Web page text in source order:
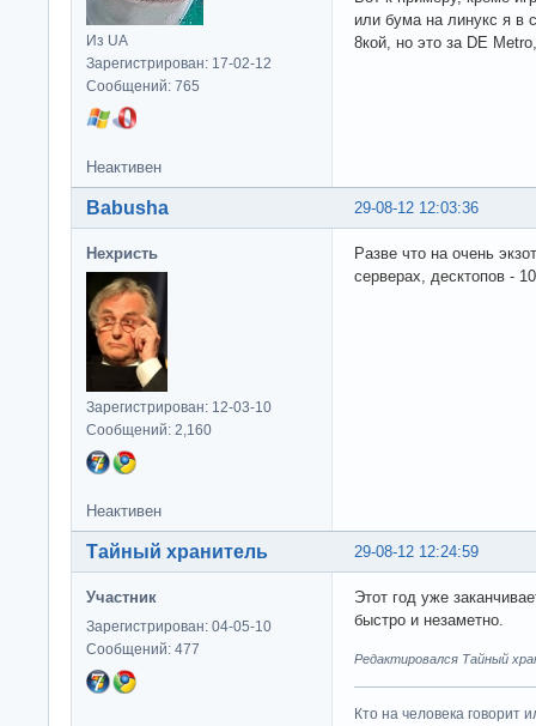
Из UA
Зарегистрирован: 17-02-12
Сообщений: 765
или бума на линукс я в
8кой, но это за DE
Неактивен
29-08-12 12:03:36
Babusha
Нехристь
Зарегистрирован: 12-03-10
Сообщений: 2,160
Разве что на очень
серверах, десктопов -
Неактивен
29-08-12 12:24:59
Тайный хранитель
Участник
Зарегистрирован: 04-05-10
Сообщений: 477
Этот год уже
быстро и незаметно.
Редактировался Тайный
Кто на человека говорит